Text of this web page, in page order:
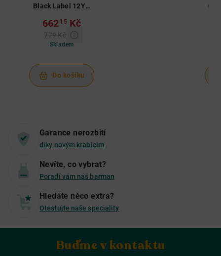
Black Label 12YO
662 15 Kč
779 Kč
Skladem
Do košíku
Old
Garance nerozbití
díky novým krabicím
Nevíte, co vybrat?
Poradí vám náš barman
Hledáte něco extra?
Otestujte naše speciality
Buďme v kontaktu